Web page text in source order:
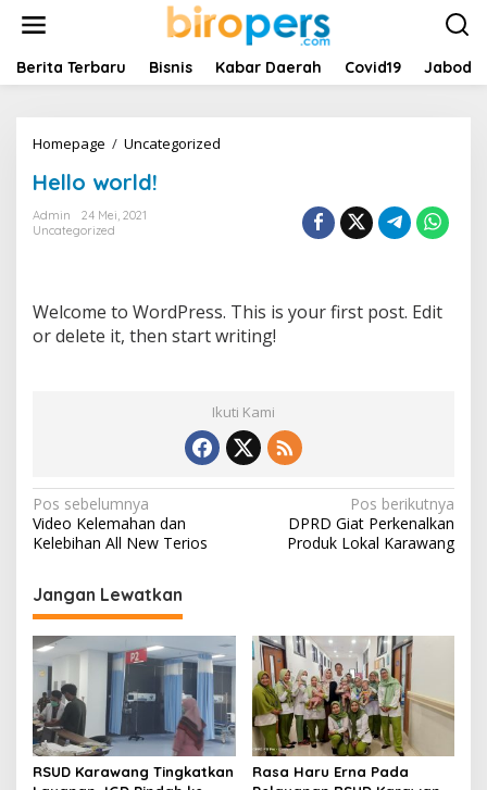
t
Berita Terbaru Bisnis Kabar Daerah Covid19
Homepage / Uncategorized
d
!
Hello world!
Admin
24 Mei, 2021
Uncategorized
Welcome to WordPress. This is your first post. Edit
or delete it, then start writing!
Ikuti Kami
N
a
i
g
a
s
i
p
Pos sebelumnya
Video Kelemahan dan
Kelebihan All New Terios
Pos berikutnya
DPRD Giat Perkenalkan
Produk Lokal Karawang
Jangan Lewatkan
RSUD Karawang Tingkatkan
Rasa Haru Erna Pada